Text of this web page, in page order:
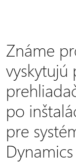
Známe
vyskytujú
po
pre